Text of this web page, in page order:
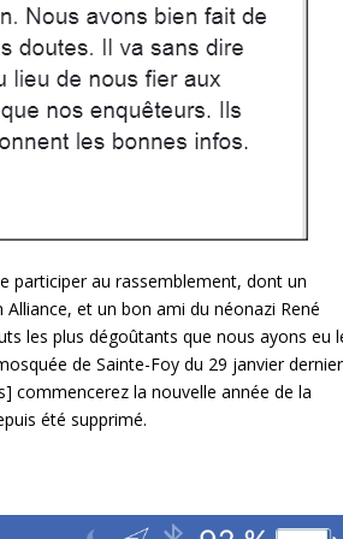
participer au rassemblement, dont un
et un bon ami du néonazi René
les plus dégoûtants que nous ayons eu
de Sainte-Foy du 29 janvier
commencerez la nouvelle année de la
été supprimé.